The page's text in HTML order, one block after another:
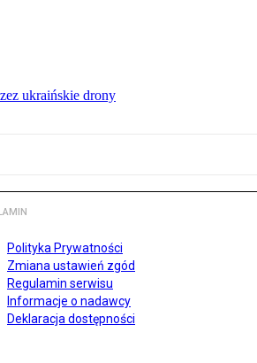
ukraińskie drony
Polityka Prywatności
Zmiana ustawień zgód
Regulamin serwisu
Informacje o nadawcy
Deklaracja dostępności